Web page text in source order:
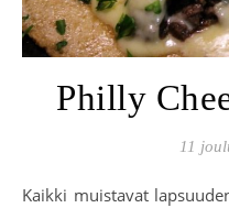
Philly
11
Kaikki muistavat lapsuuden lettukestit kun lettipäiset tytöt